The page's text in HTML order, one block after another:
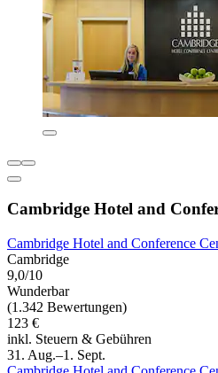
Cambridge Hotel and
Cambridge Hotel and Conference
Cambridge
9,0/10
Wunderbar
(1.342 Bewertungen)
123 €
inkl. Steuern & Gebühren
31. Aug.–1. Sept.